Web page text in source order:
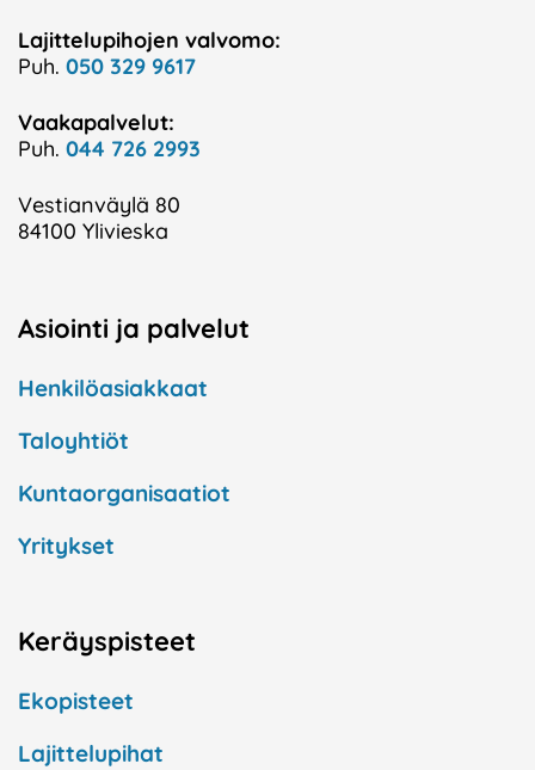
Lajittelupihojen valvomo:
Puh. 050 329 9617
Vaakapalvelut:
Puh. 044 726 2993
Vestianväylä 80
84100 Ylivieska
Asiointi ja palvelut
Henkilöasiakkaat
Taloyhtiöt
Kuntaorganisaatiot
Yritykset
Keräyspisteet
Ekopisteet
Lajittelupihat